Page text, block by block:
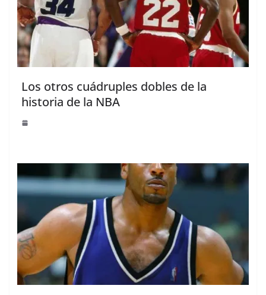
Los otros cuádruples dobles de la
historia de la NBA